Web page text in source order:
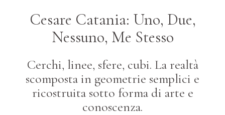
Cesare Catania: Uno, Due,
Nessuno, Me Stesso
Cerchi, linee, sfere, cubi. La realtà
scomposta in geometrie semplici e
ricostruita sotto forma di arte e
conoscenza.